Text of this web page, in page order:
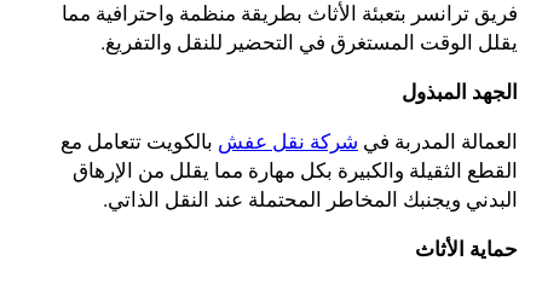
فريق ترانسر بتعبئة الأثاث بطريقة منظمة واحترافية مما
يقلل الوقت المستغرق في التحضير للنقل والتفريغ.
الجهد المبذول
العمالة المدربة في شركة نقل عفش بالكويت تتعامل مع
القطع الثقيلة والكبيرة بكل مهارة مما يقلل من الإرهاق
البدني ويجنبك المخاطر المحتملة عند النقل الذاتي.
حماية الأثاث